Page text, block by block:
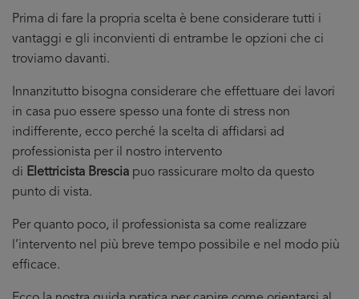
Prima di fare la propria scelta è bene considerare tutti i
vantaggi e gli inconvienti di entrambe le opzioni che ci
troviamo davanti.
Innanzitutto bisogna considerare che effettuare dei lavori
in casa puo essere spesso una fonte di stress non
indifferente, ecco perché la scelta di affidarsi ad
professionista per il nostro intervento
di Elettricista Brescia puo rassicurare molto da questo
punto di vista.
Per quanto poco, il professionista sa come realizzare
l’intervento nel più breve tempo possibile e nel modo più
efficace.